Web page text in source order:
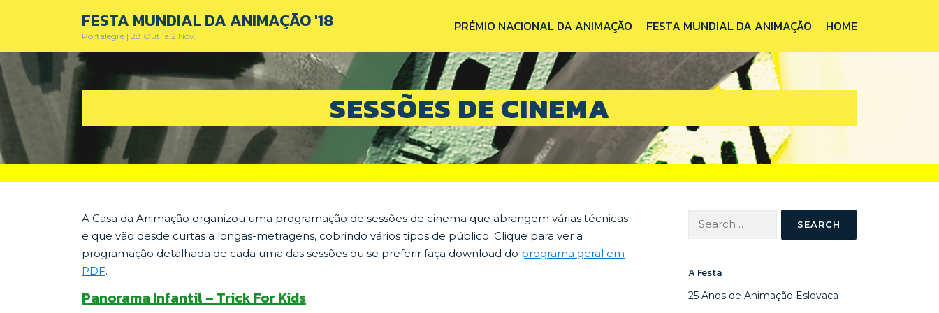
FESTA MUNDIAL DA ANIMAÇÃO '18
Portalegre | 28 Out. a 2 Nov.
PRÉMIO NACIONAL DA ANIMAÇÃO FESTA MUNDIAL DA ANIMAÇÃO HOME
SESSÕES DE CINEMA
A Casa da Animação organizou uma programação de sessões de cinema que abrangem várias técnicas
e que vão desde curtas a longas-metragens, cobrindo vários tipos de público. Clique para ver a
programação detalhada de cada uma das sessões ou se preferir faça download do programa geral em
PDF.
Panorama Infantil – Trick For Kids
A Festa
25 Anos de Animação Eslovaca